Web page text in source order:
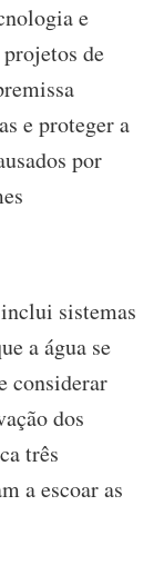
e
de
e proteger a
por
sistemas
a água se
considerar
dos
três
a escoar as